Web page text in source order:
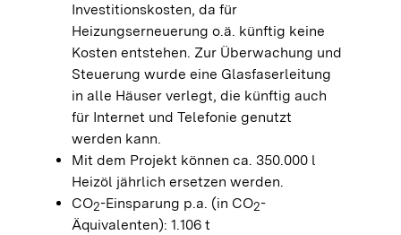
Investitionskosten, da für
Heizungserneuerung o.ä. künftig keine
Kosten entstehen. Zur Überwachung und
Steuerung wurde eine Glasfaserleitung
in alle Häuser verlegt, die künftig auch
für Internet und Telefonie genutzt
werden kann.
Mit dem Projekt können ca. 350.000 l
Heizöl jährlich ersetzen werden.
CO2-Einsparung p.a. (in CO2-
Äquivalenten): 1.106 t